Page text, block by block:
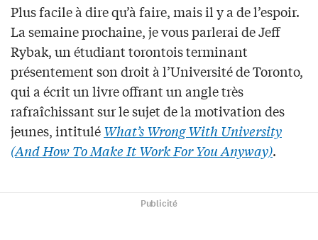
Plus facile à dire qu’à faire, mais il y a de l’espoir.
La semaine prochaine, je vous parlerai de Jeff
Rybak, un étudiant torontois terminant
présentement son droit à l’Université de Toronto,
qui a écrit un livre offrant un angle très
rafraîchissant sur le sujet de la motivation des
jeunes, intituléWhat’s Wrong With University
(And How To Make It Work For You Anyway).
Publicité